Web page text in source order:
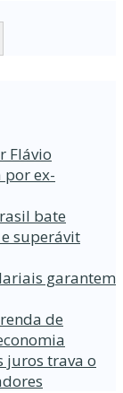
Flávio
por ex-
bate
superávit
garantem
de
juros trava o